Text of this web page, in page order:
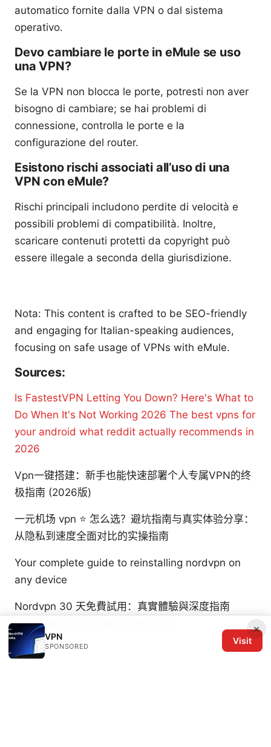
automatico fornite dalla VPN o dal sistema
operativo.
Devo cambiare le porte in eMule se uso
una VPN?
Se la VPN non blocca le porte, potresti non aver
bisogno di cambiare; se hai problemi di
connessione, controlla le porte e la
configurazione del router.
Esistono rischi associati all’uso di una
VPN con eMule?
Rischi principali includono perdite di velocità e
possibili problemi di compatibilità. Inoltre,
scaricare contenuti protetti da copyright può
essere illegale a seconda della giurisdizione.
Nota: This content is crafted to be SEO-friendly
and engaging for Italian-speaking audiences,
focusing on safe usage of VPNs with eMule.
Sources:
Is FastestVPN Letting You Down? Here's What to
Do When It's Not Working 2026 The best vpns for
your android what reddit actually recommends in
2026
Vpn一键搭建：新手也能快速部署个人专属VPN的终
极指南 (2026版)
一元机场 vpn ⭐ 怎么选？避坑指南与真实体验分享：
从隐私到速度全面对比的实操指南
Your complete guide to reinstalling nordvpn on
any device
Nordvpn 30 天免費試用：真實體驗與深度指南
2026 最新版—全面解析與實用技巧
×
VPN
SPONSORED
Visit